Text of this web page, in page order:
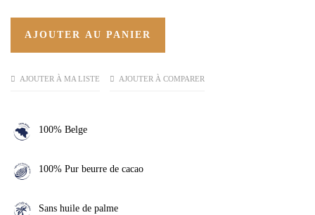
AJOUTER AU PANIER
AJOUTER À MA LISTE AJOUTER À COMPARER
100% Belge
100% Pur beurre de cacao
Sans huile de palme